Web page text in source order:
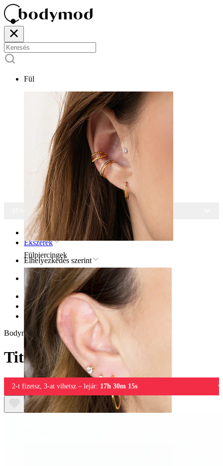
Fül
Fülpiercingek
-15% MINDEN ÉKSZERRE
Kezdőlap
Ékszerek
Elhelyezkedés szerint
Fül
Helix
Titán helix piercingékszer
Titán labret kaktusszal
Bodymod Trend
Titán labret kaktusszal
2-t fizetsz, 3-at vihetsz – lejár: 17h 30m 15s